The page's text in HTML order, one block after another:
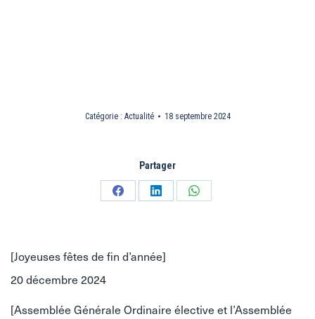
Catégorie : Actualité 18 septembre 2024
Partager
PartagerPartagerPartager
[Joyeuses fêtes de fin d’année]
20 décembre 2024
[Assemblée Générale Ordinaire élective et l’Assemblée